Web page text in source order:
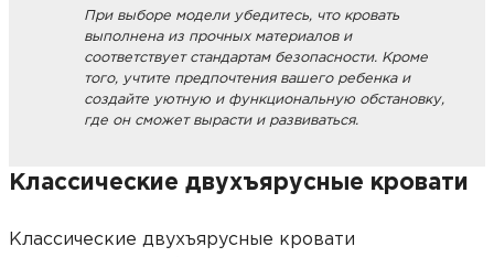
При выборе модели убедитесь, что кровать
выполнена из прочных материалов и
соответствует стандартам безопасности. Кроме
того, учтите предпочтения вашего ребенка и
создайте уютную и функциональную обстановку,
где он сможет вырасти и развиваться.
Классические двухъярусные кровати
Классические двухъярусные кровати